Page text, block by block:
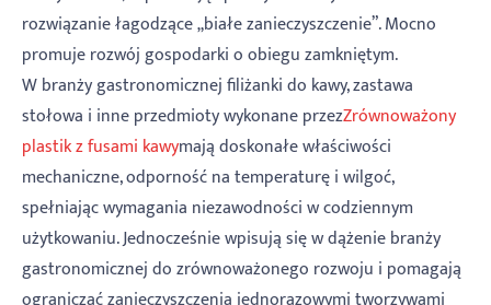
rozwiązanie łagodzące „białe zanieczyszczenie”. Mocno
promuje rozwój gospodarki o obiegu zamkniętym.
W branży gastronomicznej filiżanki do kawy, zastawa
stołowa i inne przedmioty wykonane przezZrównoważony
plastik z fusami kawymają doskonałe właściwości
mechaniczne, odporność na temperaturę i wilgoć,
spełniając wymagania niezawodności w codziennym
użytkowaniu. Jednocześnie wpisują się w dążenie branży
gastronomicznej do zrównoważonego rozwoju i pomagają